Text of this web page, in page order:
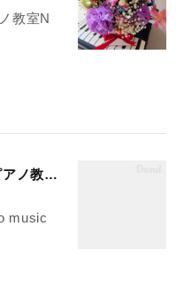
教室N
春の新規生徒募集中～小山市 ピアノ教室N piano music school
music